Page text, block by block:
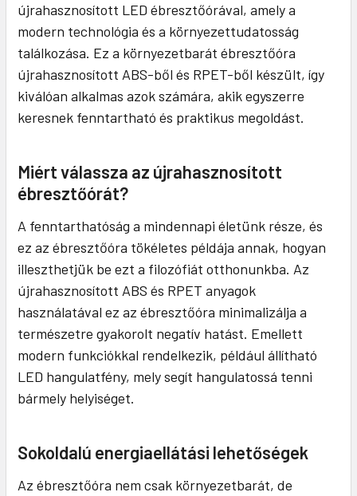
újrahasznosított LED ébresztőórával, amely a
modern technológia és a környezettudatosság
találkozása. Ez a környezetbarát ébresztőóra
újrahasznosított ABS-ből és RPET-ből készült, így
kiválóan alkalmas azok számára, akik egyszerre
keresnek fenntartható és praktikus megoldást.
Miért válassza az újrahasznosított
ébresztőórát?
A fenntarthatóság a mindennapi életünk része, és
ez az ébresztőóra tökéletes példája annak, hogyan
illeszthetjük be ezt a filozófiát otthonunkba. Az
újrahasznosított ABS és RPET anyagok
használatával ez az ébresztőóra minimalizálja a
természetre gyakorolt negatív hatást. Emellett
modern funkciókkal rendelkezik, például állítható
LED hangulatfény, mely segít hangulatossá tenni
bármely helyiséget.
Sokoldalú energiaellátási lehetőségek
Az ébresztőóra nem csak környezetbarát, de